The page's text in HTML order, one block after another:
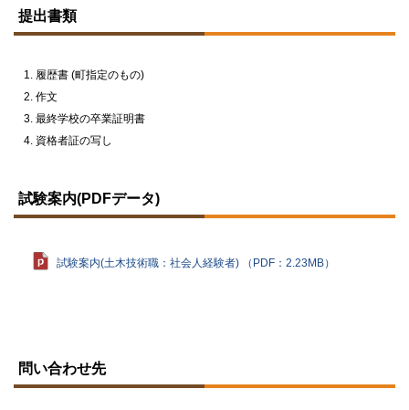
ッ
プ
提出書類
履歴書 (町指定のもの)
作文
最終学校の卒業証明書
資格者証の写し
ッ
プ
試験案内(PDFデータ)
試験案内(土木技術職：社会人経験者) （PDF：2.23MB）
ッ
プ
に
問い合わせ先